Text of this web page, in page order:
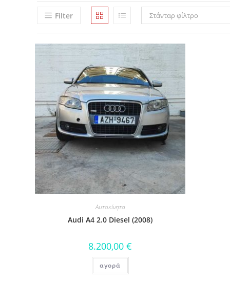
Filter Στάνταρ φίλτρο
Αυτοκίνητα
Audi A4 2.0 Diesel (2008)
8.200,00 €
αγορά